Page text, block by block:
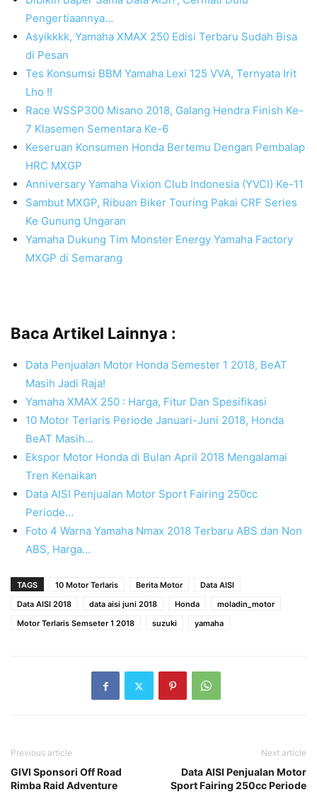
Pengertiaannya…
Asyikkkk, Yamaha XMAX 250 Edisi Terbaru Sudah Bisa
di Pesan
Tes Konsumsi BBM Yamaha Lexi 125 VVA, Ternyata Irit
Lho !!
Race WSSP300 Misano 2018, Galang Hendra Finish Ke-
7 Klasemen Sementara Ke-6
Keseruan Konsumen Honda Bertemu Dengan Pembalap
HRC MXGP
Anniversary Yamaha Vixion Club Indonesia (YVCI) Ke-11
Sambut MXGP, Ribuan Biker Touring Pakai CRF Series
Ke Gunung Ungaran
Yamaha Dukung Tim Monster Energy Yamaha Factory
MXGP di Semarang
Baca Artikel Lainnya :
Data Penjualan Motor Honda Semester 1 2018, BeAT
Masih Jadi Raja!
Yamaha XMAX 250 : Harga, Fitur Dan Spesifikasi
10 Motor Terlaris Periode Januari-Juni 2018, Honda
BeAT Masih…
Ekspor Motor Honda di Bulan April 2018 Mengalamai
Tren Kenaikan
Data AISI Penjualan Motor Sport Fairing 250cc
Periode…
Foto 4 Warna Yamaha Nmax 2018 Terbaru ABS dan Non
ABS, Harga…
TAGS 10 Motor Terlaris Berita Motor
Data AISI
Data AISI 2018
data aisi juni 2018 Honda
moladin_motor
Motor Terlaris Semseter 1 2018
suzuki yamaha
Previous article
GIVI Sponsori Off Road
Rimba Raid Adventure
Next article
Data AISI Penjualan Motor
Sport Fairing 250cc Periode